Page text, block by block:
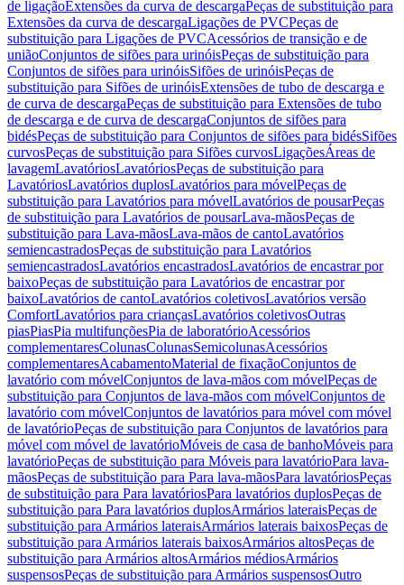
de ligaçãoExtensões da curva de descargaPeças de substituição para
Extensões da curva de descargaLigações de PVCPeças de
substituição para Ligações de PVCAcessórios de transição e de
uniãoConjuntos de sifões para urinóisPeças de substituição para
Conjuntos de sifões para urinóisSifões de urinóisPeças de
substituição para Sifões de urinóisExtensões de tubo de descarga e
de curva de descargaPeças de substituição para Extensões de tubo
de descarga e de curva de descargaConjuntos de sifões para
bidésPeças de substituição para Conjuntos de sifões para bidésSifões
curvosPeças de substituição para Sifões curvosLigaçõesÁreas de
lavagemLavatóriosLavatóriosPeças de substituição para
LavatóriosLavatórios duplosLavatórios para móvelPeças de
substituição para Lavatórios para móvelLavatórios de pousarPeças
de substituição para Lavatórios de pousarLava-mãosPeças de
substituição para Lava-mãosLava-mãos de cantoLavatórios
semiencastradosPeças de substituição para Lavatórios
semiencastradosLavatórios encastradosLavatórios de encastrar por
baixoPeças de substituição para Lavatórios de encastrar por
baixoLavatórios de cantoLavatórios coletivosLavatórios versão
ComfortLavatórios para criançasLavatórios coletivosOutras
piasPiasPia multifunçõesPia de laboratórioAcessórios
complementaresColunasColunasSemicolunasAcessórios
complementaresAcabamentoMaterial de fixaçãoConjuntos de
lavatório com móvelConjuntos de lava-mãos com móvelPeças de
substituição para Conjuntos de lava-mãos com móvelConjuntos de
lavatório com móvelConjuntos de lavatórios para móvel com móvel
de lavatórioPeças de substituição para Conjuntos de lavatórios para
móvel com móvel de lavatórioMóveis de casa de banhoMóveis para
lavatórioPeças de substituição para Móveis para lavatórioPara lava-
mãosPeças de substituição para Para lava-mãosPara lavatóriosPeças
de substituição para Para lavatóriosPara lavatórios duplosPeças de
substituição para Para lavatórios duplosArmários lateraisPeças de
substituição para Armários lateraisArmários laterais baixosPeças de
substituição para Armários laterais baixosArmários altosPeças de
substituição para Armários altosArmários médiosArmários
suspensosPeças de substituição para Armários suspensosOutro